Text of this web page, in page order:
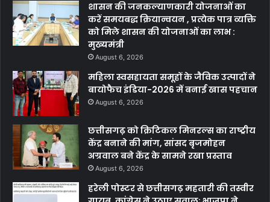
शासन की जनकल्याणकारी योजनाओं का
करें समयबद्ध क्रियान्वयन , प्रत्येक पात्र व्यक्ति
को मिले शासन की योजनाओं का लाभ :
मुख्यमंत्री
August 6, 2026
महिला स्वसहायता समूहों के जैविक उत्पादों ने
बायोफैच इंडिया-2026 में बनाई खास पहचान
August 6, 2026
छत्तीसगढ़ को क्रिटिकल मिनरल्स का राष्ट्रीय
केंद्र बनाने की मांग, सांसद बृजमोहन
अग्रवाल बने केंद्र के सामने रखा प्रस्ताव
August 6, 2026
हरेली पोस्टर से छत्तीसगढ़ महतारी की तस्वीर